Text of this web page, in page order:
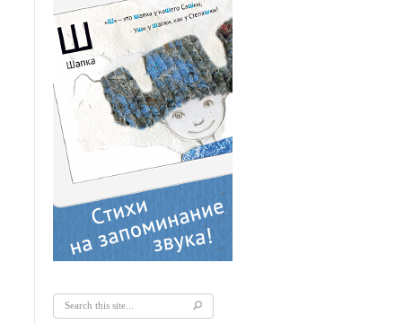
Форма поиска